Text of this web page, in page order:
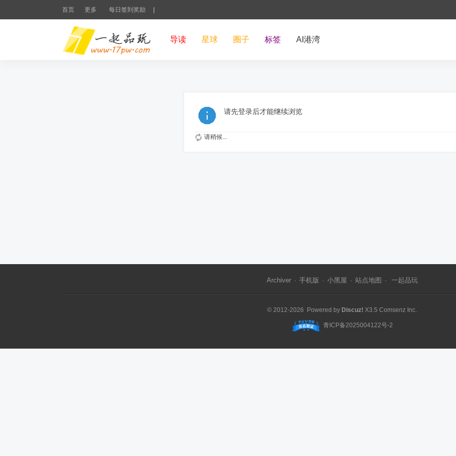
首页 更多 每日签到奖励
导读 星球 圈子 标签 AI港湾
请先登录后才能继续浏览
请稍候...
Archiver · 手机版 · 小黑屋 · 站点地图 · 一起品玩
© 2012-2026 Powered by Discuz! X3.5 Comsenz Inc.
青ICP备2025004122号-2